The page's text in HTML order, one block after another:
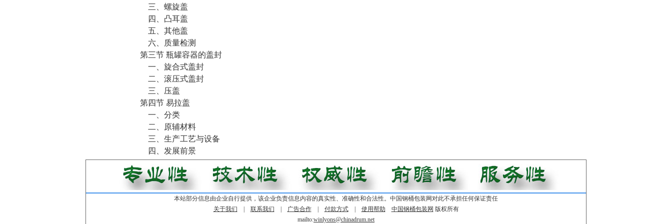
三、螺旋盖
四、凸耳盖
五、其他盖
六、质量检测
第三节 瓶罐容器的盖封
一、旋合式盖封
二、滚压式盖封
三、压盖
第四节 易拉盖
一、分类
二、原辅材料
三、生产工艺与设备
四、发展前景
本站部分信息由企业自行提供，该企业负责信息内容的真实性、准确性和合法性。中国钢桶包装网对此不承担任何保证责任
关于我们
联系我们 广告合作| 付款方式| 使用帮助 中国钢桶包装网 版权所有
mailto:winlyons@chinadrum.net